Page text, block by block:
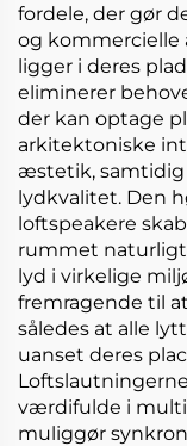
fordele, der gør
og kommercielle
ligger i deres
eliminerer
der kan optage
arkitektoniske
æstetik, samtidig
lydkvalitet. Den
loftspeakere
rummet naturligt
lyd i virkelige
fremragende til
således at alle
uanset deres
værdifulde i
muliggør